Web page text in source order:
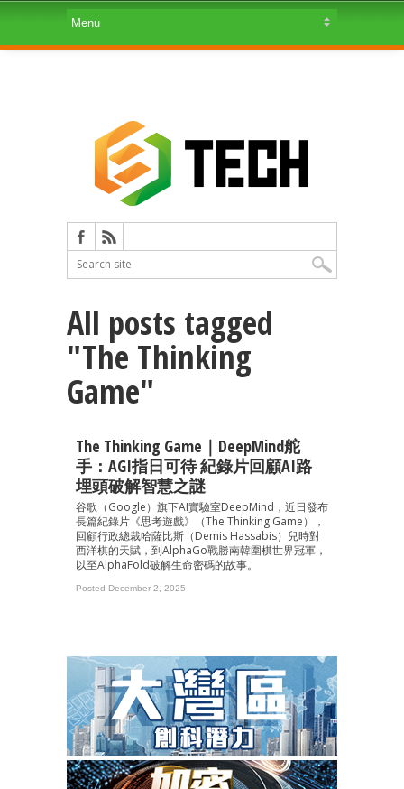
All posts tagged
"The Thinking
Game"
The Thinking Game｜DeepMind舵
手：AGI指日可待 紀錄片回顧AI路
埋頭破解智慧之謎
谷歌（Google）旗下AI實驗室DeepMind，近日發布
長篇紀錄片《思考遊戲》（The Thinking Game），
回顧行政總裁哈薩比斯（Demis Hassabis）兒時對
西洋棋的天賦，到AlphaGo戰勝南韓圍棋世界冠軍，
以至AlphaFold破解生命密碼的故事。
Posted December 2, 2025